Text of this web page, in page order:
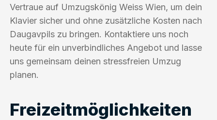
Vertraue auf Umzugskönig Weiss Wien, um dein
Klavier sicher und ohne zusätzliche Kosten nach
Daugavpils zu bringen. Kontaktiere uns noch
heute für ein unverbindliches Angebot und lasse
uns gemeinsam deinen stressfreien Umzug
planen.
Freizeitmöglichkeiten